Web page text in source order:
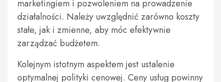
marketingiem i pozwoleniem na prowadzenie
działalności. Należy uwzględnić zarówno koszty
stałe, jak i zmienne, aby móc efektywnie
zarządzać budżetem.
Kolejnym istotnym aspektem jest ustalenie
optymalnej polityki cenowej. Ceny usług powinny